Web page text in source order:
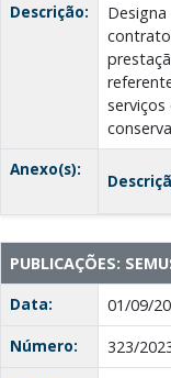
Descrição:
contrato
Anexo(s):
PUBLICAÇÕES:
Data:
01/09/
Número:
323/